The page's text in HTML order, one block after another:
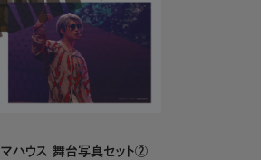
マハウス 舞台写真セット②